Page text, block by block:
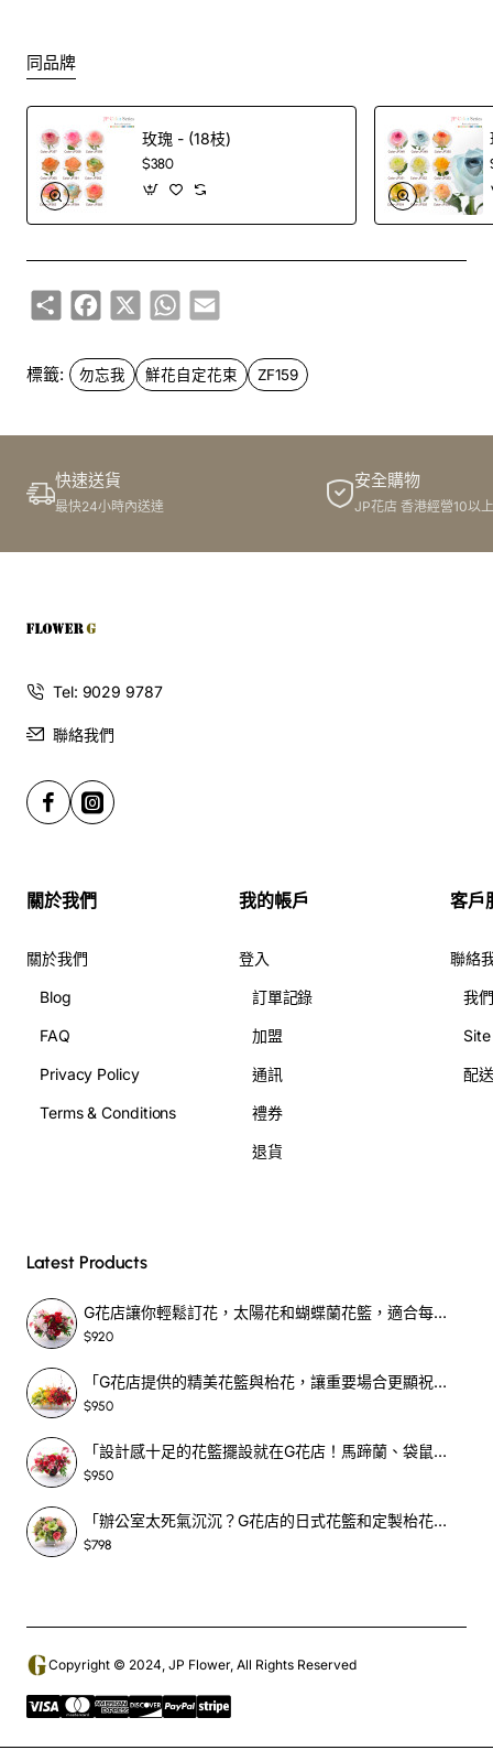
同品牌
玫瑰 - (18枝)
$380
ShareFacebook
X WhatsApp
Email
標籤: 勿忘我 鮮花自定花束 ZF159
快速送貨
最快24小時內送達
安全購物
JP花店 香港經營10以
Tel: 9029 9787
聯絡我們
關於我們
關於我們
Blog
FAQ
Privacy Policy
Terms & Conditions
我的帳戶
登入
訂單記錄
加盟
通訊
禮券
退貨
客戶
聯絡
我
配
Latest Products
G花店讓你輕鬆訂花，太陽花和蝴蝶蘭花籃，適合每個重要時刻！-SF390
$920
「G花店提供的精美花籃與枱花，讓重要場合更顯祝賀與喜悅，適合各種用場！」-SF398
$950
「設計感十足的花籃擺設就在G花店！馬蹄蘭、袋鼠爪、罌粟花，為你的重大場合增光添彩！」-SF209
$950
「辦公室太死氣沉沉？G花店的日式花籃和定製枱花，為你帶來新鮮感！」-SF465
$798
Copyright © 2024, JP Flower, All Rights Reserved